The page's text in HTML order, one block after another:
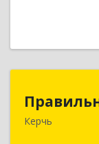
Керчь298330,